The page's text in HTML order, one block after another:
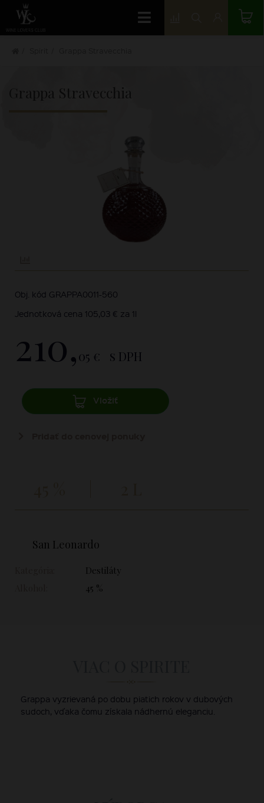
Grappa Stravecchia
San Leonardo
Destiláty
45 %
Obj. kód GRAPPA0011-560
Jednotková cena 105,03 € za 1l
210,05 € s DPH
Vložiť
Grappa vyzrievaná po dobu piatich rokov v dubových
sudoch, vďaka čomu získala nádhernú eleganciu.